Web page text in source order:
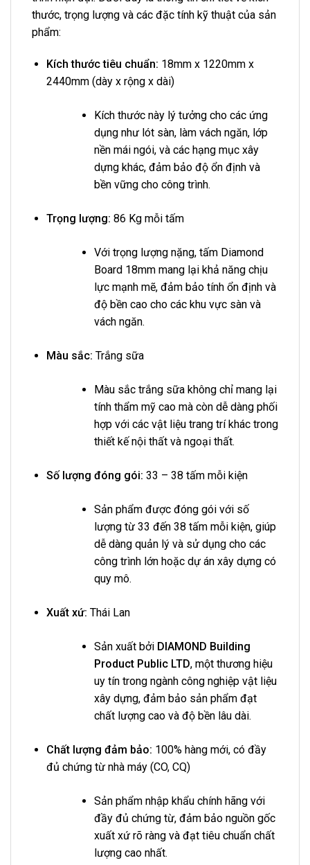
thước, trọng lượng và các đặc tính kỹ thuật của sản
phẩm:
Kích thước tiêu chuẩn: 18mm x 1220mm x
2440mm (dày x rộng x dài)
Kích thước này lý tưởng cho các ứng
dụng như lót sàn, làm vách ngăn, lớp
nền mái ngói, và các hạng mục xây
dựng khác, đảm bảo độ ổn định và
bền vững cho công trình.
Trọng lượng: 86 Kg mỗi tấm
Với trọng lượng nặng, tấm Diamond
Board 18mm mang lại khả năng chịu
lực mạnh mẽ, đảm bảo tính ổn định và
độ bền cao cho các khu vực sàn và
vách ngăn.
Màu sắc: Trắng sữa
Màu sắc trắng sữa không chỉ mang lại
tính thẩm mỹ cao mà còn dễ dàng phối
hợp với các vật liệu trang trí khác trong
thiết kế nội thất và ngoại thất.
Số lượng đóng gói: 33 – 38 tấm mỗi kiện
Sản phẩm được đóng gói với số
lượng từ 33 đến 38 tấm mỗi kiện, giúp
dễ dàng quản lý và sử dụng cho các
công trình lớn hoặc dự án xây dựng có
quy mô.
Xuất xứ: Thái Lan
Sản xuất bởi DIAMOND Building
Product Public LTD, một thương hiệu
uy tín trong ngành công nghiệp vật liệu
xây dựng, đảm bảo sản phẩm đạt
chất lượng cao và độ bền lâu dài.
Chất lượng đảm bảo: 100% hàng mới, có đầy
đủ chứng từ nhà máy (CO, CQ)
Sản phẩm nhập khẩu chính hãng với
đầy đủ chứng từ, đảm bảo nguồn gốc
xuất xứ rõ ràng và đạt tiêu chuẩn chất
lượng cao nhất.